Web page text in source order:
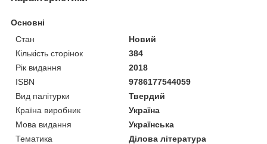
Основні
Стан
Новий
Кількість сторінок
384
Рік видання
2018
ISBN
9786177544059
Вид палітурки
Твердий
Країна виробник
Україна
Мова видання
Українська
Тематика
Ділова література